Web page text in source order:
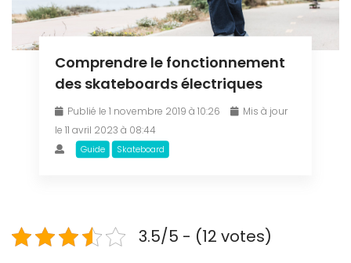
Comprendre le fonctionnement
des skateboards électriques
Publié le 1 novembre 2019 à 10:26
Mis à jour
le 11 avril 2023 à 08:44
Guide Skateboard
3.5/5 - (12 votes)